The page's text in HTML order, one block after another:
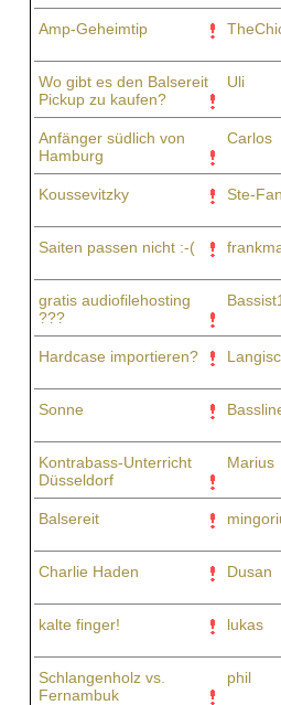
Amp-Geheimtip
Wo gibt es den Balsereit
Pickup zu kaufen?
Uli
Anfänger südlich von
Hamburg
Carlos
Koussevitzky Ste-Fan
Saiten passen nicht :-(
gratis audiofilehosting
???
Hardcase importieren?
Sonne
Kontrabass-Unterricht
Düsseldorf
Marius
Balsereit
Charlie Haden
Dusan
kalte finger!
lukas
Schlangenholz vs.
Fernambuk
phil